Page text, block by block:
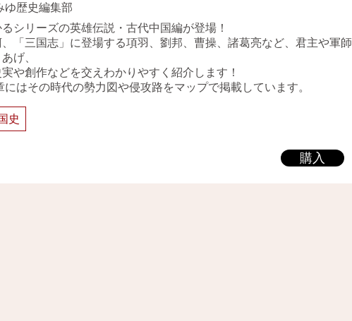
ゆ歴史編集部
シリーズの英雄伝説・古代中国編が登場！
「三国志」に登場する項羽、劉邦、曹操、諸葛亮など、君主や軍師
げ、
や創作などを交えわかりやすく紹介します！
にはその時代の勢力図や侵攻路をマップで掲載しています。
史
購入